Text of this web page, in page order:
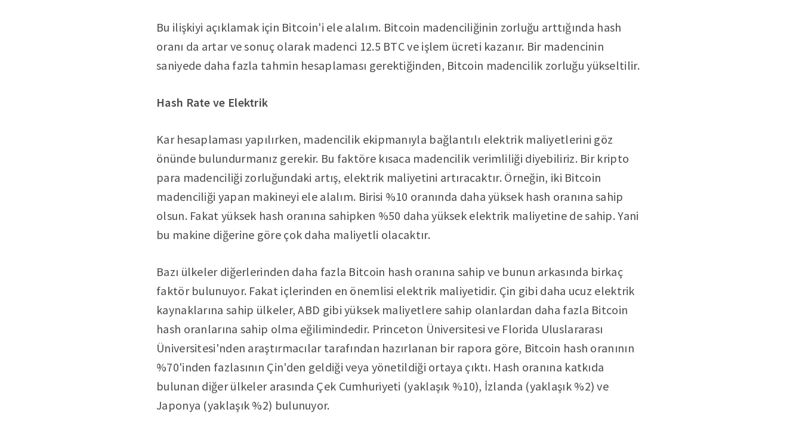
Bu ilişkiyi açıklamak için Bitcoin'i ele alalım. Bitcoin madenciliğinin zorluğu arttığında hash
oranı da artar ve sonuç olarak madenci 12.5 BTC ve işlem ücreti kazanır. Bir madencinin
saniyede daha fazla tahmin hesaplaması gerektiğinden, Bitcoin madencilik zorluğu yükseltilir.
Hash Rate ve Elektrik
Kar hesaplaması yapılırken, madencilik ekipmanıyla bağlantılı elektrik maliyetlerini göz
önünde bulundurmanız gerekir. Bu faktöre kısaca madencilik verimliliği diyebiliriz. Bir kripto
para madenciliği zorluğundaki artış, elektrik maliyetini artıracaktır. Örneğin, iki Bitcoin
madenciliği yapan makineyi ele alalım. Birisi %10 oranında daha yüksek hash oranına sahip
olsun. Fakat yüksek hash oranına sahipken %50 daha yüksek elektrik maliyetine de sahip. Yani
bu makine diğerine göre çok daha maliyetli olacaktır.
Bazı ülkeler diğerlerinden daha fazla Bitcoin hash oranına sahip ve bunun arkasında birkaç
faktör bulunuyor. Fakat içlerinden en önemlisi elektrik maliyetidir. Çin gibi daha ucuz elektrik
kaynaklarına sahip ülkeler, ABD gibi yüksek maliyetlere sahip olanlardan daha fazla Bitcoin
hash oranlarına sahip olma eğilimindedir. Princeton Üniversitesi ve Florida Uluslararası
Üniversitesi'nden araştırmacılar tarafından hazırlanan bir rapora göre, Bitcoin hash oranının
%70'inden fazlasının Çin'den geldiği veya yönetildiği ortaya çıktı. Hash oranına katkıda
bulunan diğer ülkeler arasında Çek Cumhuriyeti (yaklaşık %10), İzlanda (yaklaşık %2) ve
Japonya (yaklaşık %2) bulunuyor.